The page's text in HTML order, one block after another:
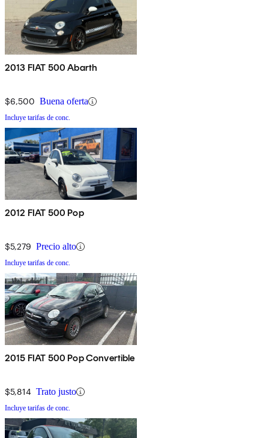
2013 FIAT 500 Abarth
$6,500 Buena oferta
Incluye tarifas de conc.
2012 FIAT 500 Pop
$5,279 Precio alto
Incluye tarifas de conc.
2015 FIAT 500 Pop Convertible
$5,814 Trato justo
Incluye tarifas de conc.